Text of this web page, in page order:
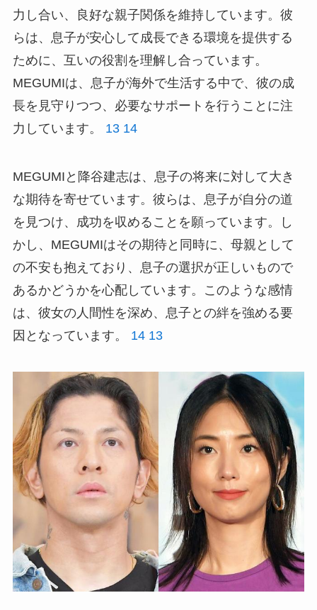
力し合い、良好な親子関係を維持しています。彼
らは、息子が安心して成長できる環境を提供する
ために、互いの役割を理解し合っています。
MEGUMIは、息子が海外で生活する中で、彼の成
長を見守りつつ、必要なサポートを行うことに注
力しています。 13 14
MEGUMIと降谷建志は、息子の将来に対して大き
な期待を寄せています。彼らは、息子が自分の道
を見つけ、成功を収めることを願っています。し
かし、MEGUMIはその期待と同時に、母親として
の不安も抱えており、息子の選択が正しいもので
あるかどうかを心配しています。このような感情
は、彼女の人間性を深め、息子との絆を強める要
因となっています。 14 13